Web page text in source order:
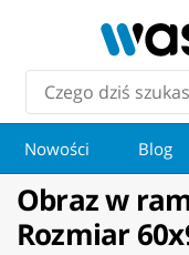
Nowości Blog
Obraz w
Rozmiar